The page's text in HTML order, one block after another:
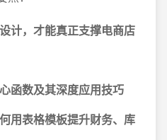
计，才能真正支撑电商店
函数及其深度应用技巧
用表格模板提升财务、库